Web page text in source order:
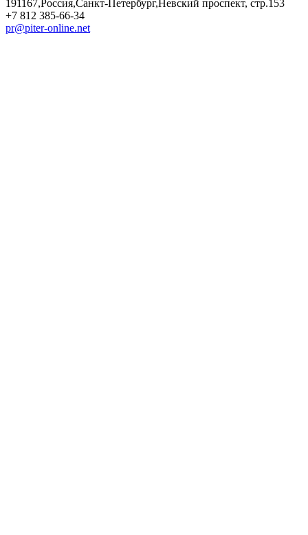
191167,Россия,Санкт-Петербург,Невский проспект, стр.153
+7 812 385-66-34
pr@piter-online.net